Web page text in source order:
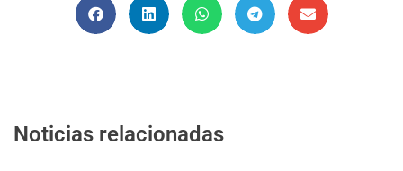
Noticias relacionadas